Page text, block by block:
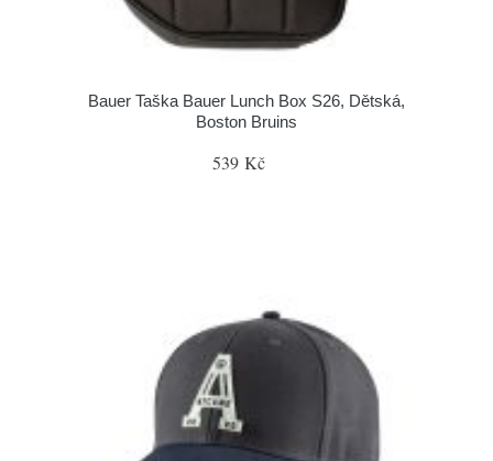
Bauer Taška Bauer Lunch Box S26, Dětská,
Boston Bruins
539 Kč